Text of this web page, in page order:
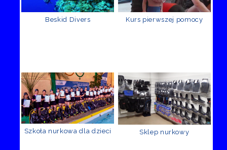
Beskid Divers Kurs pierwszej pomocy
Szkoła nurkowa dla dzieci Sklep nurkowy